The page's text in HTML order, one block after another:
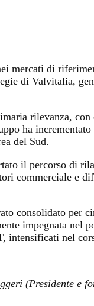
mercati di
di Valvitalia,
rilevanza,
ha
del Sud.
il percorso di
commerciale e
consolidato per
impegnata nel
intensificati nel
(Presidente e